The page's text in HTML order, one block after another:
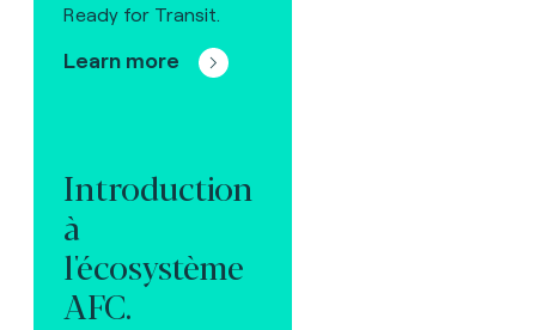
Ready for Transit.
Learn more
Introduction
à
l'écosystème
AFC.